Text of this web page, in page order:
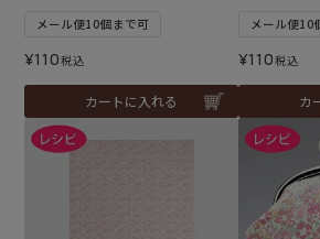
メール便10個まで可
¥110税込
カートに入れる
メール便10
¥110税込
カ